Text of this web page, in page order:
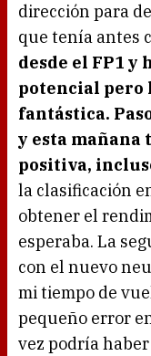
dirección para
que tenía antes
desde el FP1 y
potencial pero
fantástica.
y esta mañana
positiva,
la clasificación
obtener el
esperaba. La
con el nuevo
mi tiempo de
pequeño error
vez podría